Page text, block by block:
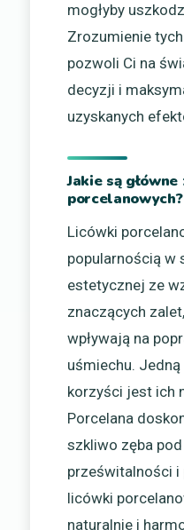
mogłyby
Zrozumienie
pozwoli Ci na
decyzji i
uzyskanych
Jakie są
porcelanowych?
Licówki
popularnością w
estetycznej ze
znaczących
wpływają na
uśmiechu.
korzyści jest ich
Porcelana
szkliwo zęba
prześwitalności i
licówki
naturalnie i